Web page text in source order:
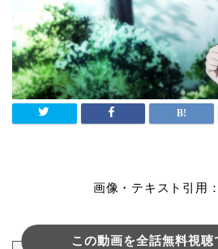
画像・テキスト引用：
この動画を全話無料視聴